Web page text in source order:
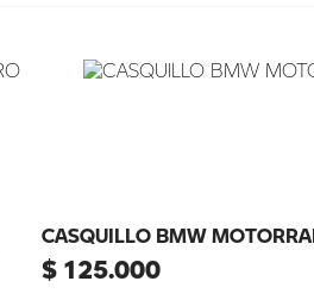
CASQUILLO BMW
$ 125.000